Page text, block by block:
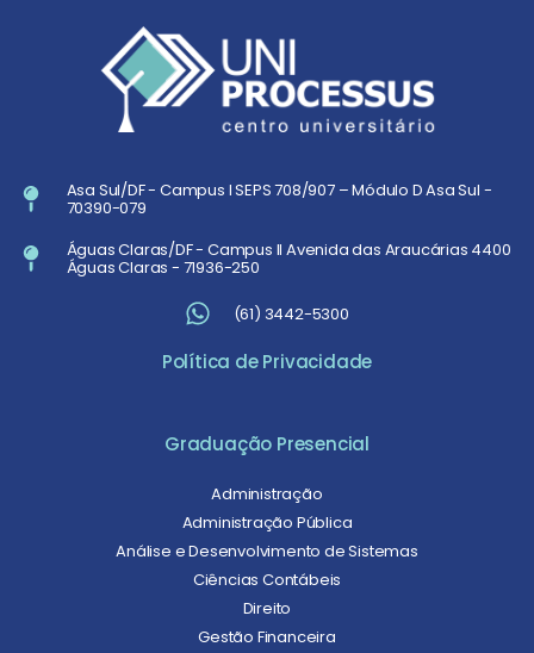
VEJA MAIS »
Asa Sul/DF - Campus I SEPS 708/907 – Módulo D Asa Sul -
70390-079
Águas Claras/DF - Campus II Avenida das Araucárias 4400
Águas Claras - 71936-250
(61) 3442-5300
Política de Privacidade
Graduação Presencial
Administração
Administração Pública
Análise e Desenvolvimento de Sistemas
Ciências Contábeis
Direito
Gestão Financeira